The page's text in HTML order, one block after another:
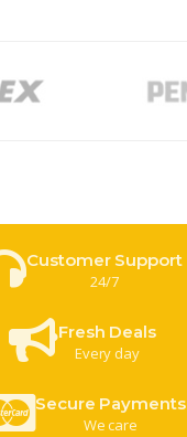
Customer Support
24/7
Fresh Deals
Every day
Secure Payments
We care